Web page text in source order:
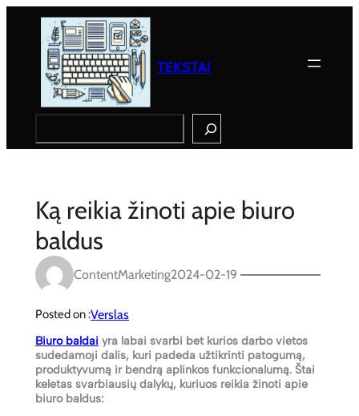
TEKSTAI
Ką reikia žinoti apie biuro
baldus
ContentMarketing2024-02-19
Posted on :Verslas
Biuro baldai yra labai svarbi bet kurios darbo vietos
sudedamoji dalis, kuri padeda užtikrinti patogumą,
produktyvumą ir bendrą aplinkos funkcionalumą. Štai
keletas svarbiausių dalykų, kuriuos reikia žinoti apie
biuro baldus: